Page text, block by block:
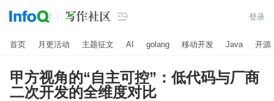
 登录
首页 月更活动 主题征文 AI golang 移动开发 Java 开源
甲方视角的“自主可控”：低代码与厂商
二次开发的全维度对比